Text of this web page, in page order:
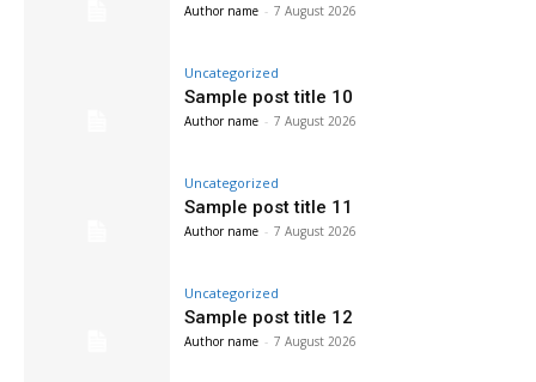
Author name - 7 August 2026
Uncategorized
Sample post title 10
Author name - 7 August 2026
Uncategorized
Sample post title 11
Author name - 7 August 2026
Uncategorized
Sample post title 12
Author name - 7 August 2026